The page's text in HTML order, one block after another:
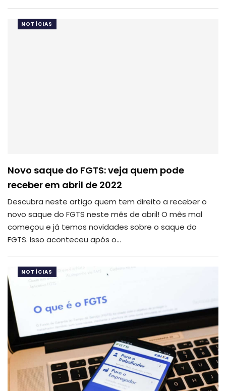
NOTÍCIAS
Novo saque do FGTS: veja quem pode
receber em abril de 2022
Descubra neste artigo quem tem direito a receber o
novo saque do FGTS neste mês de abril!O mês mal
começou e já temos novidades sobre o saque do
FGTS. Isso aconteceu após o…
NOTÍCIAS